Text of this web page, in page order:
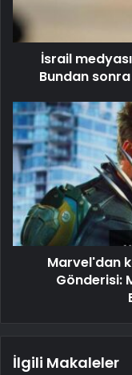
İsrail
Bundan
Marvel'dan
Gönderisi:
İlgili Makaleler